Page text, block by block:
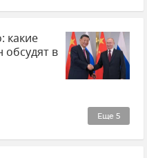
какие
в
Еще 5